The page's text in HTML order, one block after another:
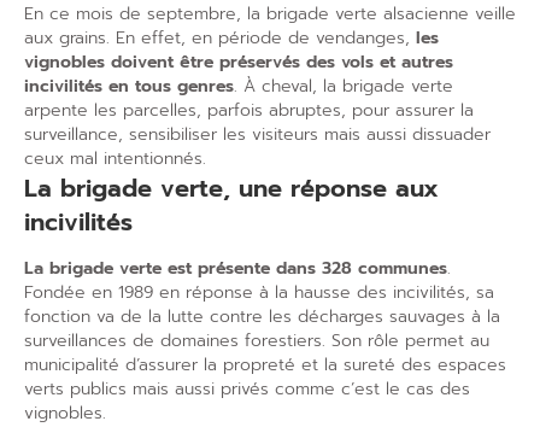
En ce mois de septembre, la brigade verte alsacienne veille
aux grains. En effet, en période de vendanges, les
vignobles doivent être préservés des vols et autres
incivilités en tous genres. À cheval, la brigade verte
arpente les parcelles, parfois abruptes, pour assurer la
surveillance, sensibiliser les visiteurs mais aussi dissuader
ceux mal intentionnés.
La brigade verte, une réponse aux
incivilités
La brigade verte est présente dans 328 communes.
Fondée en 1989 en réponse à la hausse des incivilités, sa
fonction va de la lutte contre les décharges sauvages à la
surveillances de domaines forestiers. Son rôle permet au
municipalité d’assurer la propreté et la sureté des espaces
verts publics mais aussi privés comme c’est le cas des
vignobles.